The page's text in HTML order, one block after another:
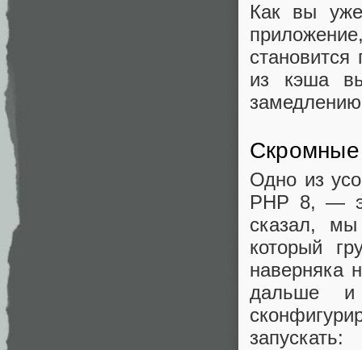
Как вы
из кэша
Одно из
PHP 8, —
сказал, мы
который
наверняка
дальше и
запускать: